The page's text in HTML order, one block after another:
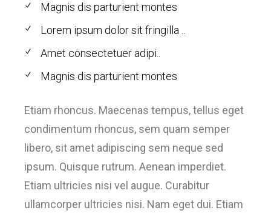
Magnis dis parturient montes
Lorem ipsum dolor sit fringilla ..
Amet consectetuer adipi..
Magnis dis parturient montes
Etiam rhoncus. Maecenas tempus, tellus eget
condimentum rhoncus, sem quam semper
libero, sit amet adipiscing sem neque sed
ipsum. Quisque rutrum. Aenean imperdiet.
Etiam ultricies nisi vel augue. Curabitur
ullamcorper ultricies nisi. Nam eget dui. Etiam